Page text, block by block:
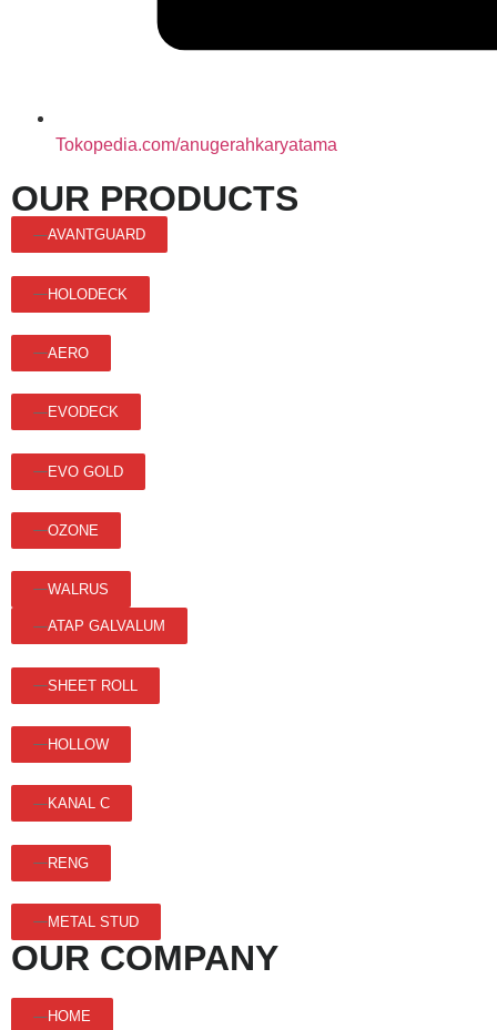
Tokopedia.com/anugerahkaryatama
OUR PRODUCTS
AVANTGUARD
HOLODECK
AERO
EVODECK
EVO GOLD
OZONE
WALRUS
ATAP GALVALUM
SHEET ROLL
HOLLOW
KANAL C
RENG
METAL STUD
OUR COMPANY
HOME